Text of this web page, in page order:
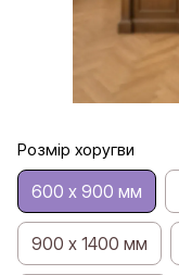
Розмір хоругви
600 х 900 мм
900 х 1400 мм